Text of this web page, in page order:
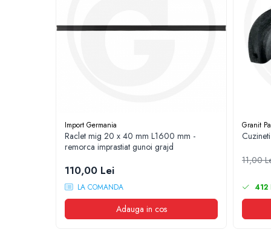
1.8.5. Transmisie punte fața 2 WD (2x4)
1.8.9. Pompe ambreiaj
1.8.11. Ambreaje lamelare și elastice
Import Germania
Raclet mig 20 x 40 mm L1600 mm -
remorca imprastiat gunoi grajd
110,00 Lei
LA COMANDA
Adauga in cos
Granit
11,00
412